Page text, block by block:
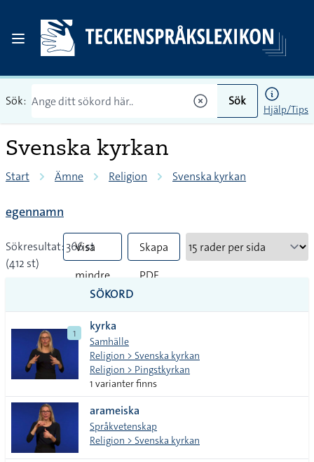
Sök: Sök
Hjälp/Tips
Svenska kyrkan
Start Ämne Religion Svenska kyrkan
egennamn
Sökresultat: 366 st
(412 st)
Visa
mindre
tecken
Skapa
PDF
SÖKORD
1 kyrka
Samhälle
Religion > Svenska kyrkan
Religion > Pingstkyrkan
1 varianter finns
arameiska
Språkvetenskap
Religion > Svenska kyrkan